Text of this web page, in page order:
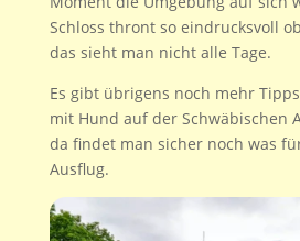
Schloss thront so eindrucksvoll
das sieht man nicht alle Tage.
Es gibt übrigens noch mehr
mit Hund auf der Schwäbischen
da findet man sicher noch was
Ausflug.